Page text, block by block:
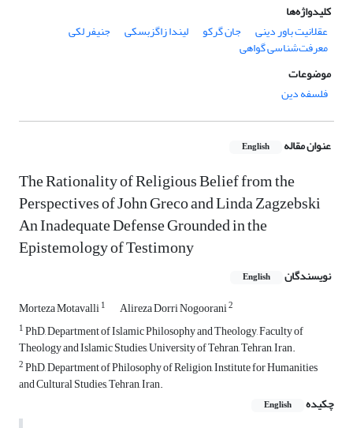
کلیدواژه‌ها
عقلانیت باور دینی
جان گرکو لیندا زاگزبسکی جنیفر لکی
معرفت‌شناسی گواهی
موضوعات
فلسفه دین
عنوان مقاله English
The Rationality of Religious Belief from the
Perspectives of John Greco and Linda Zagzebski
An Inadequate Defense Grounded in the
Epistemology of Testimony
نویسندگان English
Morteza Motavalli1 Alireza Dorri Nogoorani2
1PhD, Department of Islamic Philosophy and Theology, Faculty of
Theology and Islamic Studies, University of Tehran, Tehran, Iran.
2PhD, Department of Philosophy of Religion, Institute for Humanities
and Cultural Studies, Tehran, Iran.
چکیده
English